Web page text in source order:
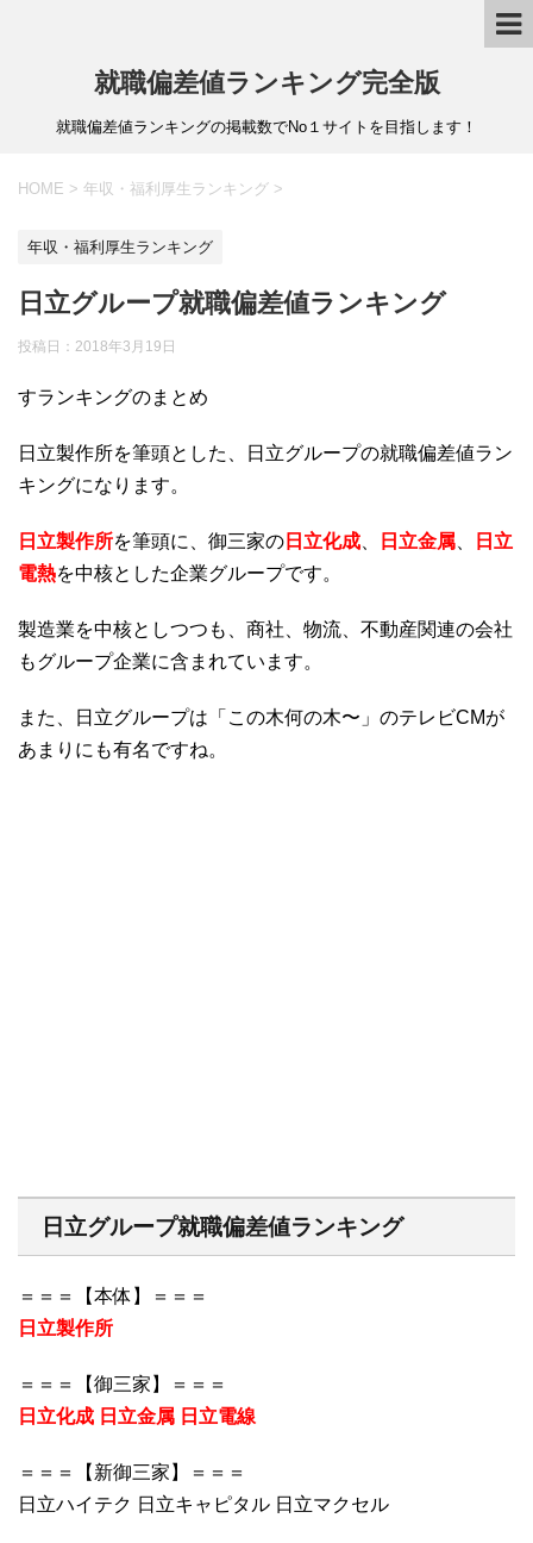
就職偏差値ランキング完全版
就職偏差値ランキングの掲載数でNo１サイトを目指します！
HOME > 年収・福利厚生ランキング >
年収・福利厚生ランキング
日立グループ就職偏差値ランキング
投稿日： 2018年3月19日
すランキングのまとめ
日立製作所を筆頭とした、日立グループの就職偏差値ラン
キングになります。
日立製作所を筆頭に、御三家の 日立化成 日立金属
日立
電熱を中核とした企業グループです。
製造業を中核としつつも、商社、物流、不動産関連の会社
もグループ企業に含まれています。
また、日立グループは「この木何の木〜」のテレビCMが
あまりにも有名ですね。
日立グループ就職偏差値ランキング
＝＝＝【本体】＝＝＝
日立製作所
＝＝＝【御三家】＝＝＝
日立化成 日立金属 日立電線
＝＝＝【新御三家】＝＝＝
日立ハイテク 日立キャピタル 日立マクセル